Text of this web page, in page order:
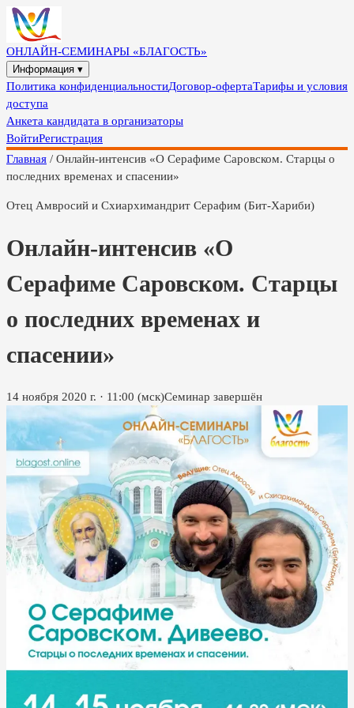
ОНЛАЙН-СЕМИНАРЫ «БЛАГОСТЬ»
Информация ▾
Политика конфиденциальностиДоговор-офертаТарифы и условия
доступа
Анкета кандидата в организаторы
ВойтиРегистрация
Главная / Онлайн-интенсив «О Серафиме Саровском. Старцы о
последних временах и спасении»
Отец Амвросий и Схиархимандрит Серафим (Бит-Хариби)
Онлайн-интенсив «О
Серафиме Саровском. Старцы
о последних временах и
спасении»
14 ноября 2020 г. · 11:00 (мск)Семинар завершён